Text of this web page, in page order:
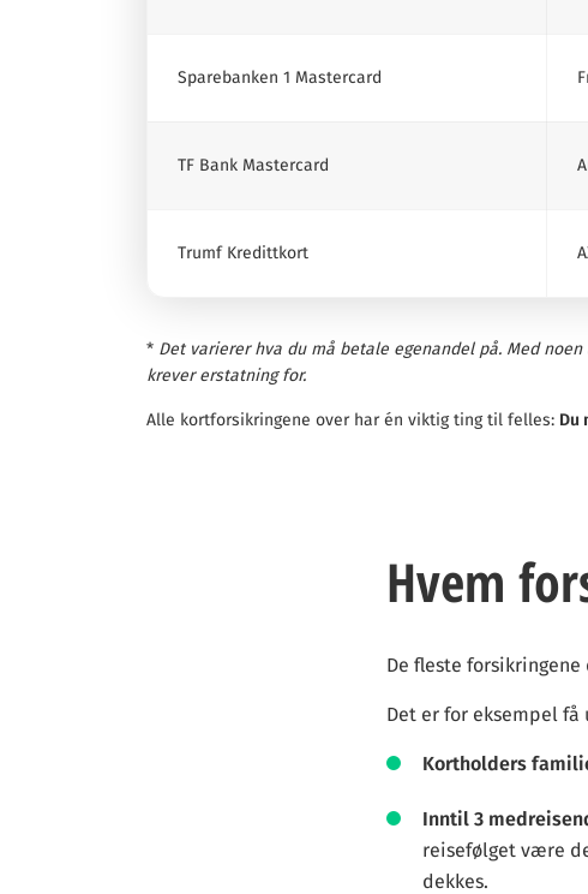
Sparebanken 1 Mastercard
TF Bank Mastercard
Trumf Kredittkort
* Det varierer hva du må betale egenandel på. Med
krever erstatning for.
Alle kortforsikringene over har én viktig ting til felles: Du
Hvem
De fleste forsikringene
Det er for eksempel
Kortholders
Inntil 3
reisefølget være
dekkes.